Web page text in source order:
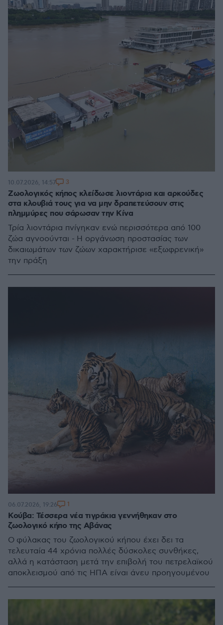
Ζωολογικός κήπος κλείδωσε λιοντάρια και αρκούδες
στα κλουβιά τους για να μην δραπετεύσουν στις
πλημμύρες που σάρωσαν την Κίνα
Τρία λιοντάρια πνίγηκαν ενώ περισσότερα από 100
ζώα αγνοούνται - Η οργάνωση προστασίας των
δικαιωμάτων των ζώων χαρακτήρισε «εξωφρενική»
την πράξη
10.07.2026, 14:57 3
Κούβα: Τέσσερα νέα τιγράκια γεννήθηκαν στο
ζωολογικό κήπο της Αβάνας
Ο φύλακας του ζωολογικού κήπου έχει δει τα
τελευταία 44 χρόνια πολλές δύσκολες συνθήκες,
αλλά η κατάσταση μετά την επιβολή του πετρελαϊκού
αποκλεισμού από τις ΗΠΑ είναι άνευ προηγουμένου
06.07.2026, 19:26 1